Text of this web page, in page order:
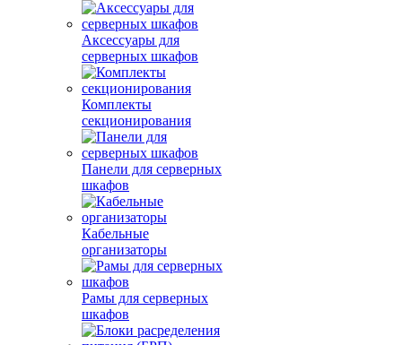
Аксессуары для
серверных шкафов
Комплекты
секционирования
Панели для серверных
шкафов
Кабельные
организаторы
Рамы для серверных
шкафов